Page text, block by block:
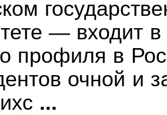
— входит
профиля в
очной и
...